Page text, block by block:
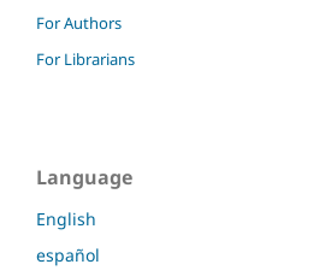
For Authors
For Librarians
Language
English
español